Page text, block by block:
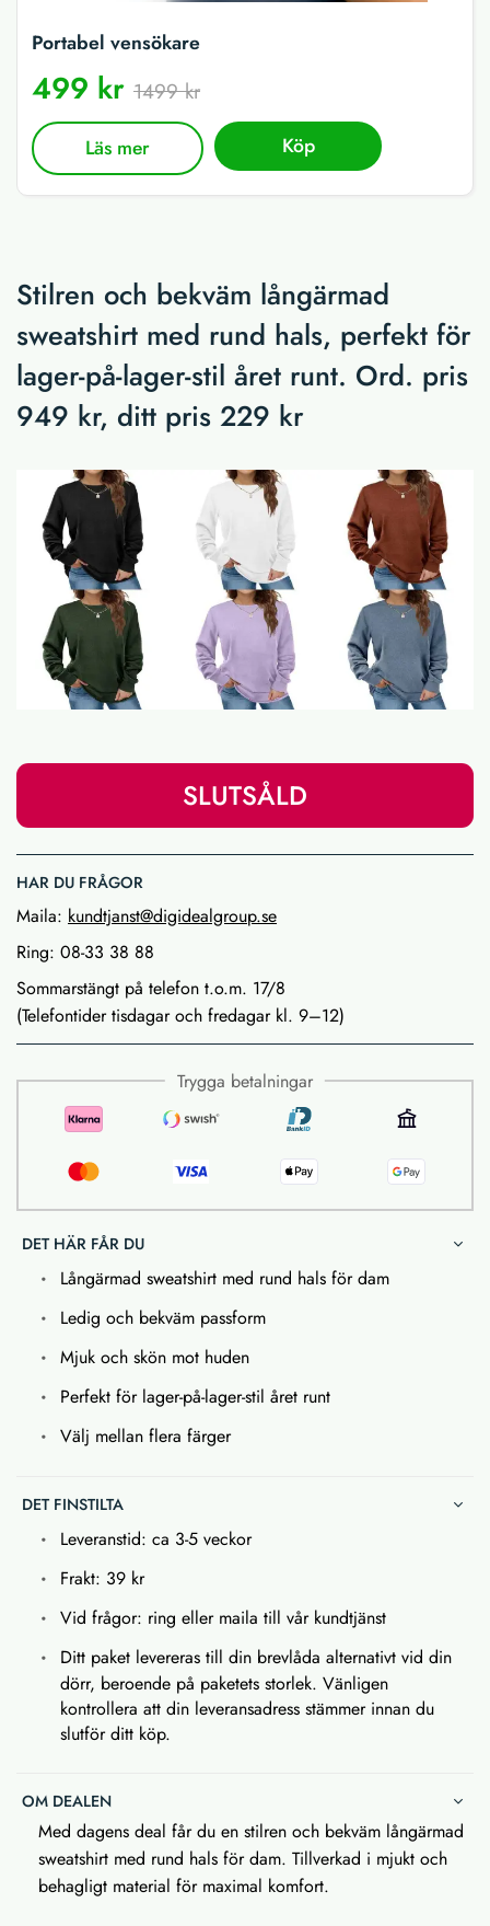
Portabel vensökare
499 kr 1499 kr
Läs mer Köp
Stilren och bekväm långärmad
sweatshirt med rund hals, perfekt för
lager-på-lager-stil året runt. Ord. pris
949 kr, ditt pris 229 kr
SLUTSÅLD
HAR DU FRÅGOR
Maila: kundtjanst@digidealgroup.se
Ring: 08-33 38 88
Sommarstängt på telefon t.o.m. 17/8
(Telefontider tisdagar och fredagar kl. 9–12)
Trygga betalningar
DET HÄR FÅR DU
Långärmad sweatshirt med rund hals för dam
Ledig och bekväm passform
Mjuk och skön mot huden
Perfekt för lager-på-lager-stil året runt
Välj mellan flera färger
DET FINSTILTA
Leveranstid: ca 3-5 veckor
Frakt: 39 kr
Vid frågor: ring eller maila till vår kundtjänst
Ditt paket levereras till din brevlåda alternativt vid din
dörr, beroende på paketets storlek. Vänligen
kontrollera att din leveransadress stämmer innan du
slutför ditt köp.
OM DEALEN
Med dagens deal får du en stilren och bekväm långärmad
sweatshirt med rund hals för dam. Tillverkad i mjukt och
behagligt material för maximal komfort.